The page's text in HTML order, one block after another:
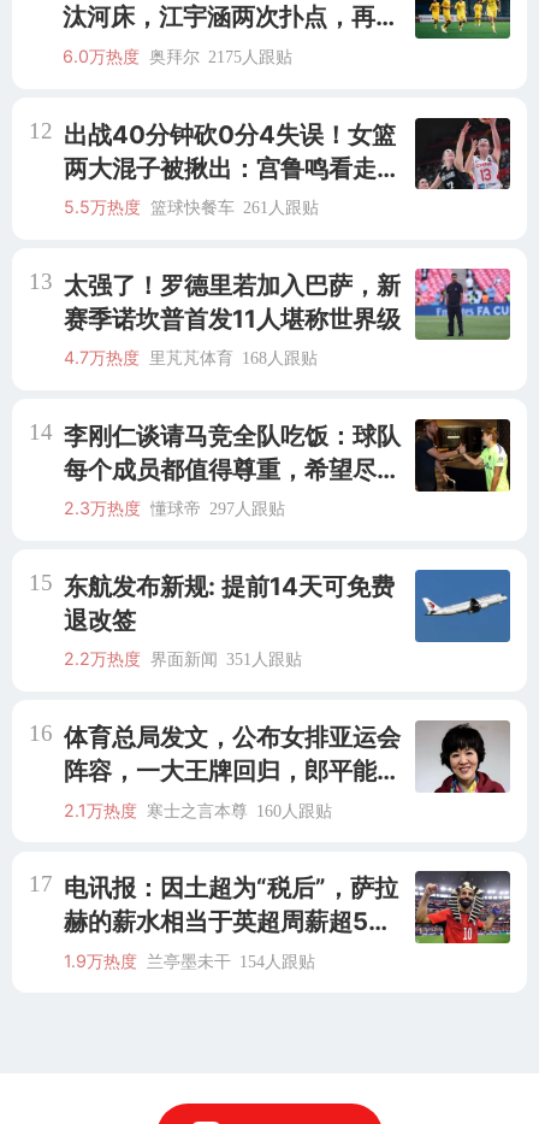
汰河床，江宇涵两次扑点，再战
阿森纳
6.0万热度 奥拜尔 2175人跟贴
12 出战40分钟砍0分4失误！女篮
两大混子被揪出：宫鲁鸣看走眼
了？
5.5万热度 篮球快餐车 261人跟贴
13 太强了！罗德里若加入巴萨，新
赛季诺坎普首发11人堪称世界级
4.7万热度 里芃芃体育 168人跟贴
14 李刚仁谈请马竞全队吃饭：球队
每个成员都值得尊重，希望尽地
主之谊
2.3万热度 懂球帝 297人跟贴
15 东航发布新规: 提前14天可免费
退改签
2.2万热度 界面新闻 351人跟贴
16 体育总局发文，公布女排亚运会
阵容，一大王牌回归，郎平能放
心了
2.1万热度 寒士之言本尊 160人跟贴
17 电讯报：因土超为“税后”，萨拉
赫的薪水相当于英超周薪超50
万镑
1.9万热度 兰亭墨未干 154人跟贴